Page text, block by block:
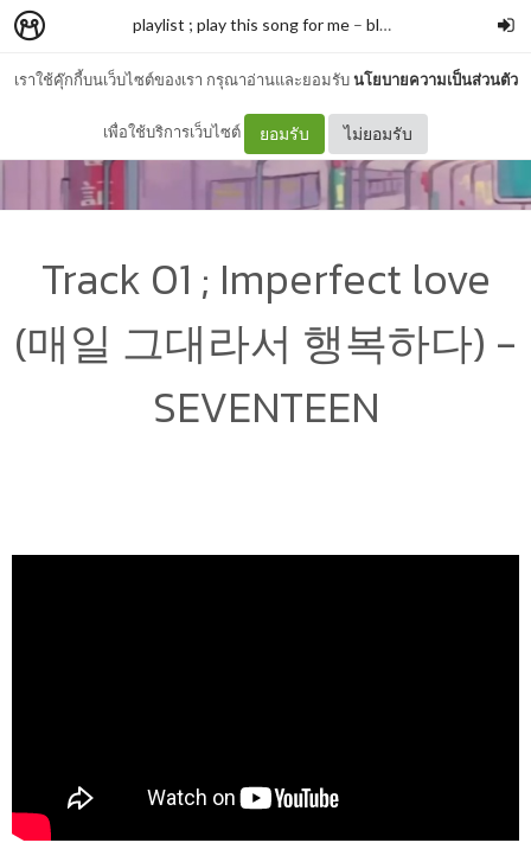
เราใช้คุ๊กกี้บนเว็บไซต์ของเรา กรุณาอ่านและยอมรับนโยบายความเป็นส่วนตัว
เพื่อใช้บริการเว็บไซต์ ยอมรับ ไม่ยอมรับ
playlist ; play this song for me – bluelemonade
Track 01 ; Imperfect love
(매일 그대라서 행복하다) -
SEVENTEEN